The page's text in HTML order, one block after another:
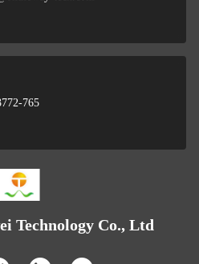
765
Technology Co., Ltd